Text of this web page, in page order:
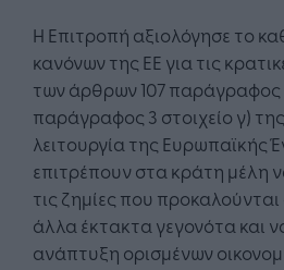
Η Επιτροπή αξιολόγησε το
κανόνων της ΕΕ για τις
των άρθρων 107 παράγραφος 2
παράγραφος 3 στοιχείο γ)
λειτουργία της Ευρωπαϊκής
επιτρέπουν στα κράτη μέλη
τις ζημίες που
άλλα έκτακτα γεγονότα και
ανάπτυξη ορισμένων